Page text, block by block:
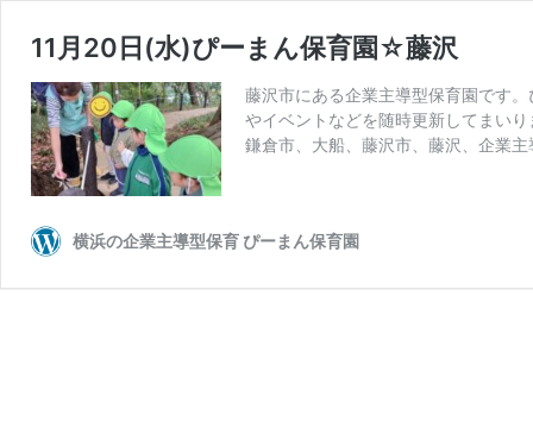
11月20日(水)ぴーまん保育園☆藤沢
藤沢市にある企業主導型保育園です
やイベントなどを随時更新してまいり
鎌倉市、大船、藤沢市、藤沢、企業
横浜の企業主導型保育 ぴーまん保育園